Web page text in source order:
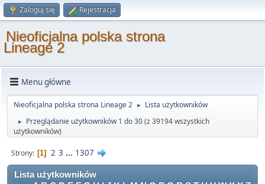
Zaloguj się Rejestracja
Nieoficjalna polska strona
Lineage 2
Menu główne
Nieoficjalna polska strona Lineage 2 ► Lista użytkowników
► Przeglądanie użytkowników 1 do 30(z 39194 wszystkich
użytkowników)
Strony 1 2 3 ... 1307
Lista użytkowników